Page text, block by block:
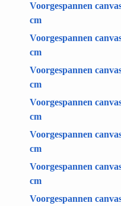
Voorgespannen
cm
Voorgespannen
cm
Voorgespannen
cm
Voorgespannen
cm
Voorgespannen
cm
Voorgespannen
cm
Voorgespannen